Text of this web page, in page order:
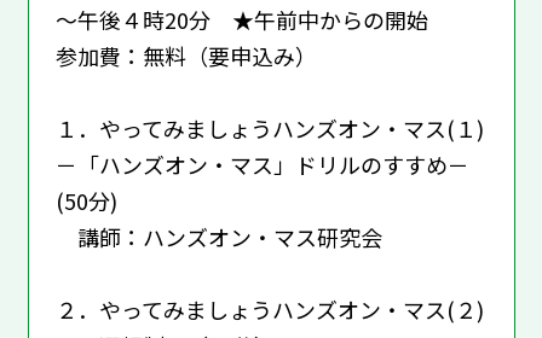
～午後４時20分 ★午前中からの開始
参加費：無料（要申込み）
１．やってみましょうハンズオン・マス(１)
－「ハンズオン・マス」ドリルのすすめ－
(50分)
講師：ハンズオン・マス研究会
２．やってみましょうハンズオン・マス(２)